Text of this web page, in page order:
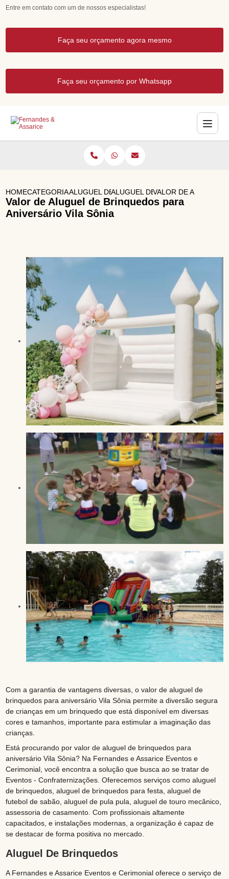
Entre em contato com um de nossos especialistas!
Faça seu orçamento agora mesmo
Faça seu orçamento por Whatsapp
HOMECATEGORIASALUGUEL DE BRINQUEDOS
ALUGUEL DE CASTELO INFLAVEL
VALOR DE ALUGUEL
Valor de Aluguel de Brinquedos para
Aniversário Vila Sônia
Com a garantia de vantagens diversas, o valor de aluguel de
brinquedos para aniversário Vila Sônia permite a diversão segura
de crianças em um brinquedo que está disponível em diversas
cores e tamanhos, importante para estimular a imaginação das
crianças.
Está procurando por valor de aluguel de brinquedos para
aniversário Vila Sônia? Na Fernandes e Assarice Eventos e
Cerimonial, você encontra a solução que busca ao se tratar de
Eventos - Confraternizações. Oferecemos serviços como aluguel
de brinquedos, aluguel de brinquedos para festa, aluguel de
futebol de sabão, aluguel de pula pula, aluguel de touro mecânico,
assessoria de casamento. Com profissionais altamente
capacitados, e instalações modernas, a organização é capaz de
se destacar de forma positiva no mercado.
Aluguel De Brinquedos
A Fernandes e Assarice Eventos e Cerimonial oferece o serviço de